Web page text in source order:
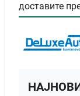
доставите